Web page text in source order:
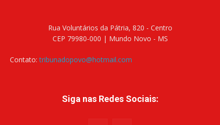
Rua Voluntários da Pátria, 820 - Centro
CEP 79980-000 | Mundo Novo - MS
Contato:tribunadopovo@hotmail.com
Siga nas Redes Sociais: